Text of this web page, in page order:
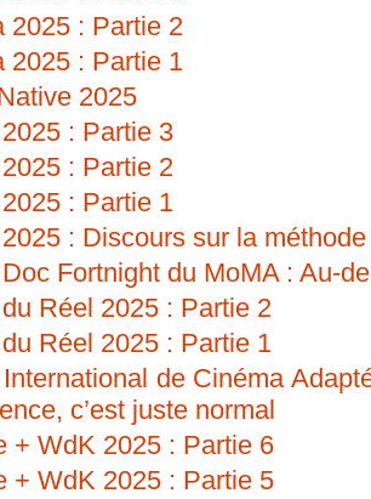
2025 : Partie 2
2025 : Partie 1
2025
: Partie 3
: Partie 2
: Partie 1
: Discours sur la méthode
Fortnight du MoMA : Au-
Réel 2025 : Partie 2
Réel 2025 : Partie 1
de Cinéma
c’est juste normal
+ WdK 2025 : Partie 6
+ WdK 2025 : Partie 5